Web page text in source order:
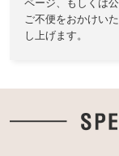
ページ、もしくは
ご不便をおかけい
し上げます。